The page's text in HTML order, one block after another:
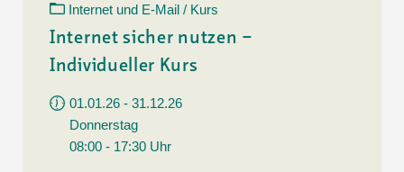
Internet und E-Mail / Kurs
Internet sicher nutzen –
Individueller Kurs
01.01.26 - 31.12.26
Donnerstag
08:00 - 17:30 Uhr